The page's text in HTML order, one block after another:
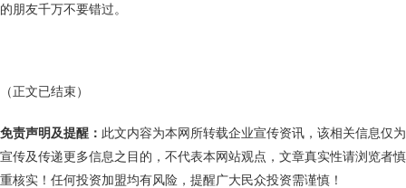
的朋友千万不要错过。
（正文已结束）
免责声明及提醒： 此文内容为本网所转载企业宣传资讯，该相关信息仅为
宣传及传递更多信息之目的，不代表本网站观点，文章真实性请浏览者慎
重核实！任何投资加盟均有风险，提醒广大民众投资需谨慎！